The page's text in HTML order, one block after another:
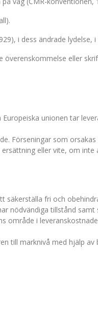
i dess ändrade lydelse,
eller
unionen tar
Förseningar som
eller vite, om
säkerställa fri och
nödvändiga tillstånd samt
område i
till marknivå med hjälp